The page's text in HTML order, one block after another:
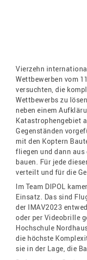
Vierzehn
Wettbewerben vom
versuchten, die
Wettbewerbs zu
neben einem
Katastrophengebiet
Gegenständen
mit den Koptern
fliegen und dann aus
bauen. Für jede
verteilt und für die
Im Team DIPOL
Einsatz. Das sind
der IMAV2023
oder per Videobrille
Hochschule
die höchste
sie in der Lage, die